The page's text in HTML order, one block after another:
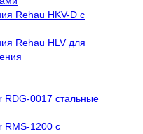
Rehau HKV-D с
Rehau HLV для
RDG-0017 стальные
RMS-1200 с